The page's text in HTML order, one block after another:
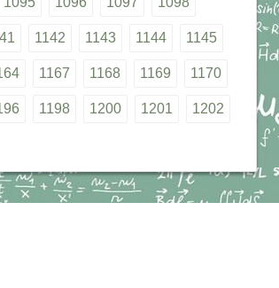
1142 1143 1144 1145
1167 1168 1169 1170
1198 1200 1201 1202